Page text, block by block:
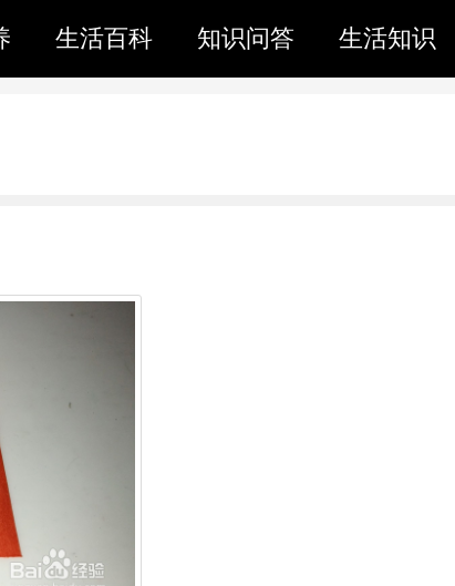
生活百科 知识问答 生活知识